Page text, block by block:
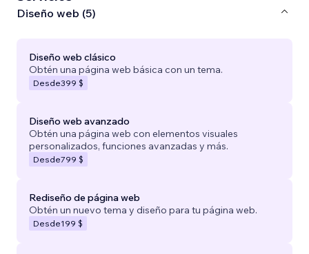
Diseño web (5)
Diseño web clásico
Obtén una página web básica con un tema.
Desde399 $
Diseño web avanzado
Obtén una página web con elementos visuales
personalizados, funciones avanzadas y más.
Desde799 $
Rediseño de página web
Obtén un nuevo tema y diseño para tu página web.
Desde199 $